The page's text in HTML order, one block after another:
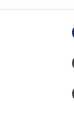
übermittelt.
Sie bitte